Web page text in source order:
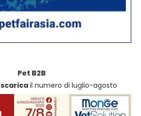
Pet B2B
scaricail numero di luglio-agosto